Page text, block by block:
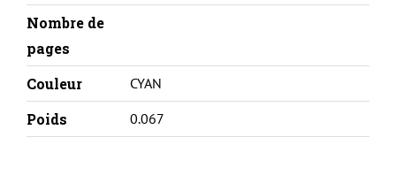
Nombre de
pages
Couleur
CYAN
Poids 0.067